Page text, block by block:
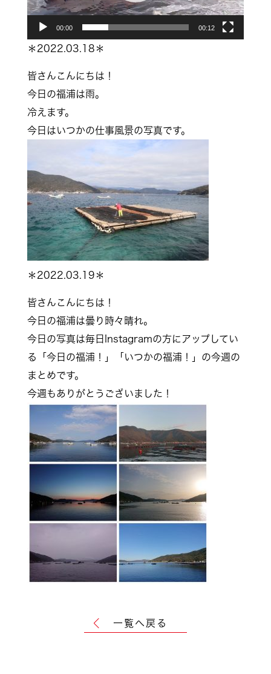
ヤ
00:00 00:12
＊2022.03.18＊
皆さんこんにちは！
今日の福浦は雨。
冷えます。
今日はいつかの仕事風景の写真です。
＊2022.03.19＊
皆さんこんにちは！
今日の福浦は曇り時々晴れ。
今日の写真は毎日Instagramの方にアップしてい
る「今日の福浦！」「いつかの福浦！」の今週の
まとめです。
今週もありがとうございました！
一覧へ戻る